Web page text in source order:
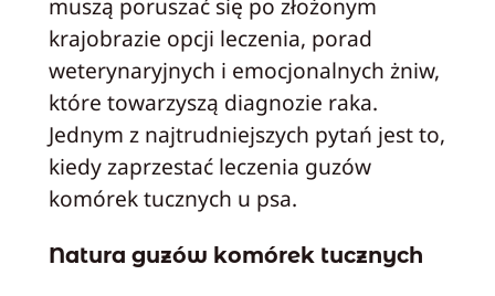
muszą poruszać się po złożonym
krajobrazie opcji leczenia, porad
weterynaryjnych i emocjonalnych żniw,
które towarzyszą diagnozie raka.
Jednym z najtrudniejszych pytań jest to,
kiedy zaprzestać leczenia guzów
komórek tucznych u psa.
Natura guzów komórek tucznych